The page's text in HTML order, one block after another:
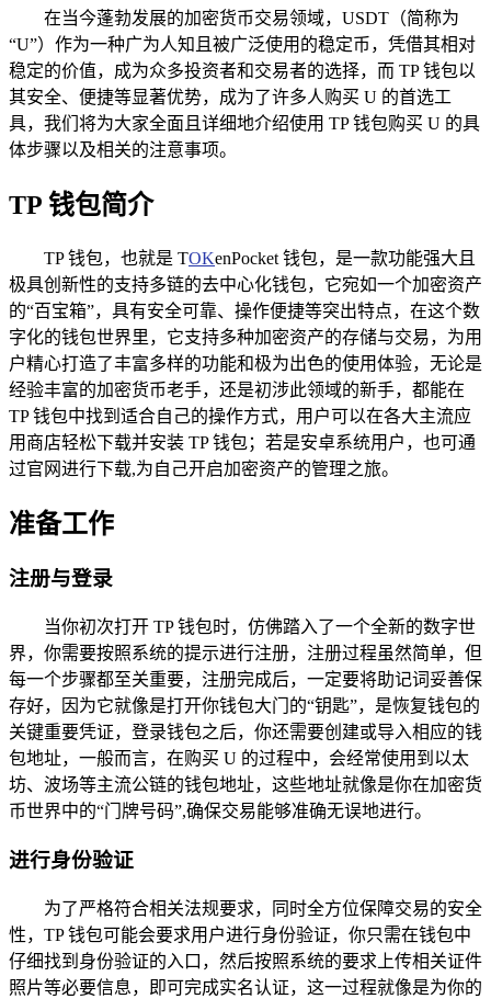
在当今蓬勃发展的加密货币交易领域，USDT（简称为
“U”）作为一种广为人知且被广泛使用的稳定币，凭借其相对
稳定的价值，成为众多投资者和交易者的选择，而 TP 钱包以
其安全、便捷等显著优势，成为了许多人购买 U 的首选工
具，我们将为大家全面且详细地介绍使用 TP 钱包购买 U 的具
体步骤以及相关的注意事项。
TP 钱包简介
TP 钱包，也就是 TOKenPocket 钱包，是一款功能强大且
极具创新性的支持多链的去中心化钱包，它宛如一个加密资产
的“百宝箱”，具有安全可靠、操作便捷等突出特点，在这个数
字化的钱包世界里，它支持多种加密资产的存储与交易，为用
户精心打造了丰富多样的功能和极为出色的使用体验，无论是
经验丰富的加密货币老手，还是初涉此领域的新手，都能在
TP 钱包中找到适合自己的操作方式，用户可以在各大主流应
用商店轻松下载并安装 TP 钱包；若是安卓系统用户，也可通
过官网进行下载,为自己开启加密资产的管理之旅。
准备工作
注册与登录
当你初次打开 TP 钱包时，仿佛踏入了一个全新的数字世
界，你需要按照系统的提示进行注册，注册过程虽然简单，但
每一个步骤都至关重要，注册完成后，一定要将助记词妥善保
存好，因为它就像是打开你钱包大门的“钥匙”，是恢复钱包的
关键重要凭证，登录钱包之后，你还需要创建或导入相应的钱
包地址，一般而言，在购买 U 的过程中，会经常使用到以太
坊、波场等主流公链的钱包地址，这些地址就像是你在加密货
币世界中的“门牌号码”,确保交易能够准确无误地进行。
进行身份验证
为了严格符合相关法规要求，同时全方位保障交易的安全
性，TP 钱包可能会要求用户进行身份验证，你只需在钱包中
仔细找到身份验证的入口，然后按照系统的要求上传相关证件
照片等必要信息，即可完成实名认证，这一过程就像是为你的